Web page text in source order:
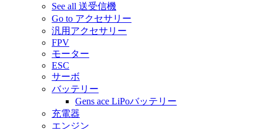
See all 送受信機
Go to アクセサリー
汎用アクセサリー
FPV
モーター
ESC
サーボ
バッテリー
Gens ace LiPoバッテリー
充電器
エンジン